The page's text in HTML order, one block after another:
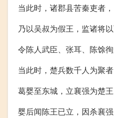
当此时，诸郡县苦秦吏者
乃以吴叔为假王，监诸将以
令陈人武臣、张耳、陈馀
当此时，楚兵数千人为聚者
葛婴至东城，立襄强为楚王
婴后闻陈王已立，因杀襄强